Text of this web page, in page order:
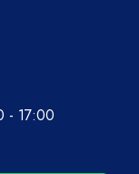
- 17:00